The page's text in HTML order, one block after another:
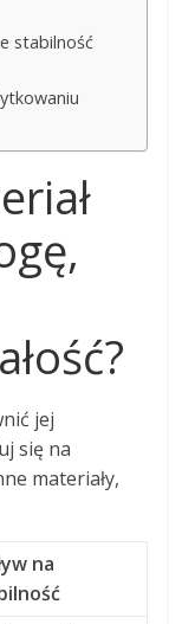
stabilność
jej
się na
materiały,
na